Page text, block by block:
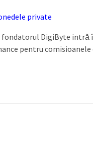
private
DigiByte
pentru